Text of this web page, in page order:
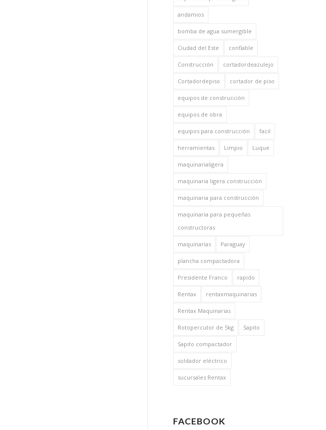
andamios
bomba de agua sumergible
Ciudad del Este confiable
Construcción cortadordeazulejo
Cortadordepiso cortador de piso
equipos de construcción
equipos de obra
equipos para construcción facil
herramientas Limpio Luque
maquinarialigera
maquinaria ligera construcción
maquinaria para construcción
maquinaria para pequeñas
constructoras
maquinarias Paraguay
plancha compactadora
Presidente Franco rapido
Rentax rentaxmaquinarias
Rentax Maquinarias
Rotopercutor de 5kg Sapito
Sapito compactador
soldador eléctrico
sucursales Rentax
FACEBOOK